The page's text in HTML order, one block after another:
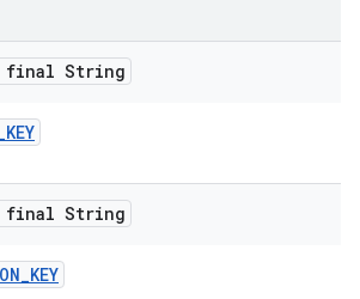
final String
KEY
final String
_KEY